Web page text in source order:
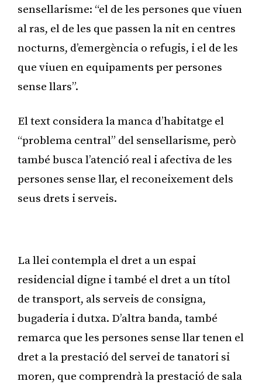
sensellarisme: “el de les persones que viuen
al ras, el de les que passen la nit en centres
nocturns, d’emergència o refugis, i el de les
que viuen en equipaments per persones
sense llars”.
El text considera la manca d’habitatge el
“problema central” del sensellarisme, però
també busca l’atenció real i afectiva de les
persones sense llar, el reconeixement dels
seus drets i serveis.
La llei contempla el dret a un espai
residencial digne i també el dret a un títol
de transport, als serveis de consigna,
bugaderia i dutxa. D’altra banda, també
remarca que les persones sense llar tenen el
dret a la prestació del servei de tanatori si
moren, que comprendrà la prestació de sala